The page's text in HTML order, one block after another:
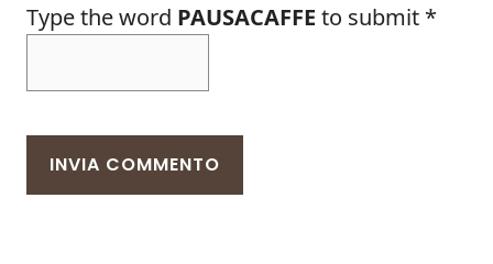
Type the word PAUSACAFFE to submit *